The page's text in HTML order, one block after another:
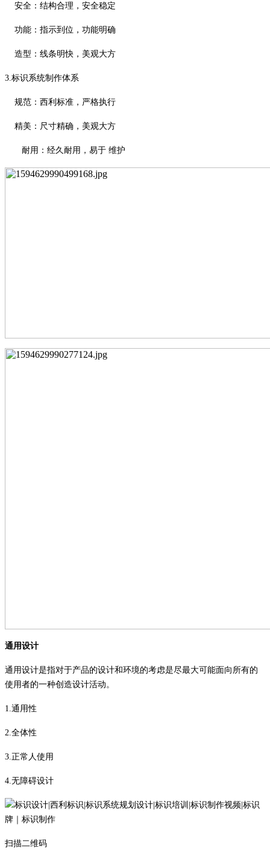
安全：结构合理，安全稳定
功能：指示到位，功能明确
造型：线条明快，美观大方
3. 标识系统制作体系
规范：西利标准，严格执行
精美：尺寸精确，美观大方
耐用：经久耐用，易于 维护
通用设计
通用设计是指对于产品的设计和环境的考虑是尽最大可能面向所有的
使用者的一种创造设计活动 。
1. 通用性
2. 全体性
3. 正常人使用
4. 无障碍设计
扫描二维码